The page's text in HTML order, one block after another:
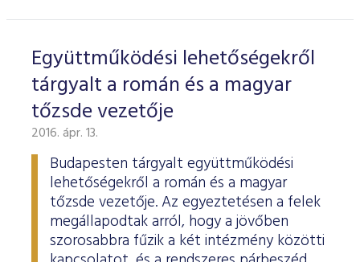
Együttműködési lehetőségekről
tárgyalt a román és a magyar
tőzsde vezetője
2016. ápr. 13.
Budapesten tárgyalt együttműködési
lehetőségekről a román és a magyar
tőzsde vezetője. Az egyeztetésen a felek
megállapodtak arról, hogy a jövőben
szorosabbra fűzik a két intézmény közötti